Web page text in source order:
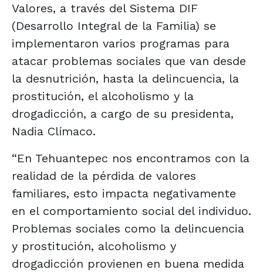
Valores, a través del Sistema DIF
(Desarrollo Integral de la Familia) se
implementaron varios programas para
atacar problemas sociales que van desde
la desnutrición, hasta la delincuencia, la
prostitución, el alcoholismo y la
drogadicción, a cargo de su presidenta,
Nadia Clímaco.
“En Tehuantepec nos encontramos con la
realidad de la pérdida de valores
familiares, esto impacta negativamente
en el comportamiento social del individuo.
Problemas sociales como la delincuencia
y prostitución, alcoholismo y
drogadicción provienen en buena medida